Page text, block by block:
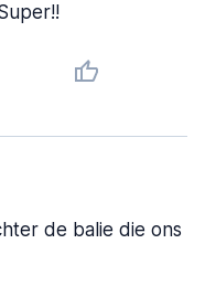
de balie die ons